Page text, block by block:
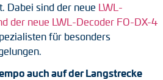
Dabei sind der neue LWL-
der neue LWL-Decoder FO-DX-4
für besonders
auch auf der Langstrecke